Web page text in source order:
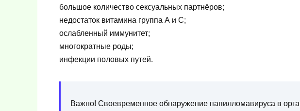
большое количество сексуальных партнёров;
недостаток витамина группа А и С;
ослабленный иммунитет;
многократные роды;
инфекции половых путей.
Важно! Своевременное обнаружение папилломавируса в